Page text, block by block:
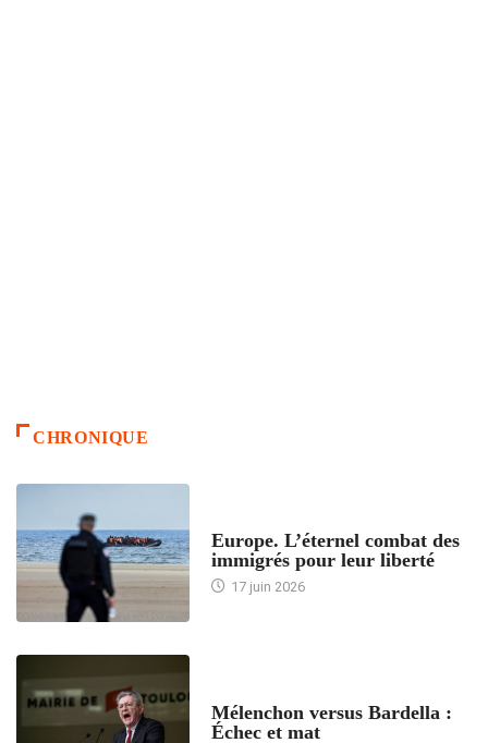
CHRONIQUE
Europe. L’éternel combat des
immigrés pour leur liberté
17 juin 2026
Mélenchon versus Bardella :
Échec et mat